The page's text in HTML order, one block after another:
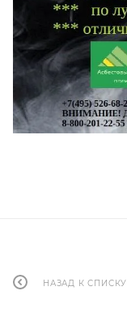
НАЗАД К СПИСКУ